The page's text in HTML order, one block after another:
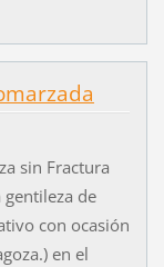
sin Fractura
gentileza de
con ocasión
en el